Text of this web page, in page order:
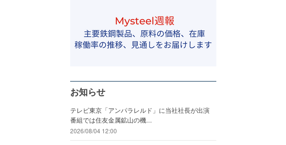
お知らせ
テレビ東京「アンパラレルド」に当社社長が出演
番組では住友金属鉱山の機...
2026/08/04 12:00